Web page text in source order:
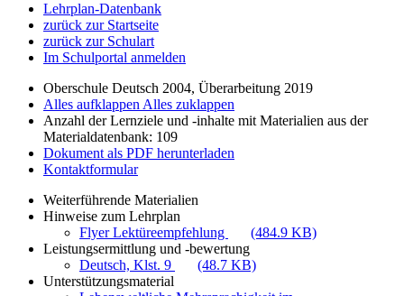
Lehrplan-Datenbank
zurück zur Startseite
zurück zur Schulart
Im Schulportal anmelden
Oberschule Deutsch 2004, Überarbeitung 2019
Alles aufklappen Alles zuklappen
Anzahl der Lernziele und -inhalte mit Materialien aus der
Materialdatenbank: 109
Dokument als PDF herunterladen
Kontaktformular
Weiterführende Materialien
Hinweise zum Lehrplan
Flyer Lektüreempfehlung
(484.9 KB)
Leistungsermittlung und -bewertung
Deutsch, Klst. 9
(48.7 KB)
Unterstützungsmaterial